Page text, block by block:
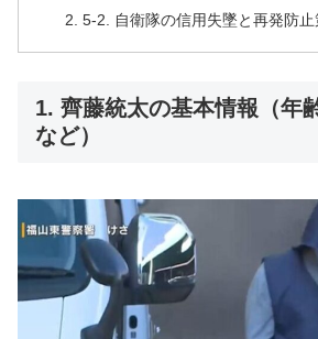
5-2. 自衛隊の信用失墜と再発防止
1. 齊藤統太の基本情報（年
など）